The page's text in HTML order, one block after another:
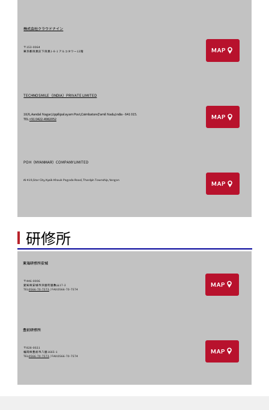
株式会社クラウドナイン
〒153-0064
東京都目黒区下目黒1-8-1 アルコタワー12階
MAP
TECHNOSMILE（INDIA）PRIVATE LIMITED
18/6, Aandal Nagar,Uppilipalayam Post,Coimbatore,Tamil Nadu,India - 641 015.
TEL:+91 0422-4982052 MAP
POH（MYANMAR）COMPANY LIMITED
Al-419,Star City, Kyaik Khauk Pagoda Road, Thanlyin Township, Yangon MAP
​研修所
東海研修所安城
〒446-0006
愛知県安城市浜屋町屋敷山17-2
TEL:0566-70-7573 / FAX:0566-70-7574
MAP
豊前研修所
〒828-0021
福岡県豊前市八屋1665-1
TEL:0566-70-7573 / FAX:0566-70-7574
MAP